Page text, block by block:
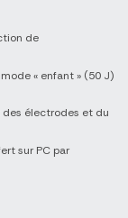
de
« enfant » (50 J)
électrodes et du
sur PC par